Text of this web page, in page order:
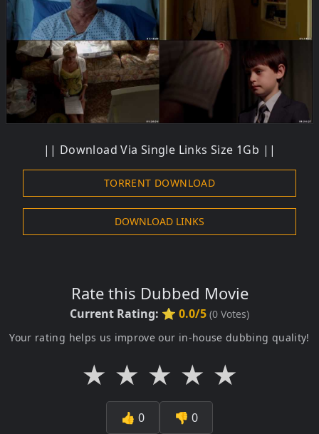
|| Download Via Single Links Size 1Gb ||
TORRENT DOWNLOAD
DOWNLOAD LINKS
Rate this Dubbed Movie
Current Rating: ⭐ 0.0/5 (0 Votes)
Your rating helps us improve our in-house dubbing quality!
★ ★ ★ ★ ★
👍 0 👎 0